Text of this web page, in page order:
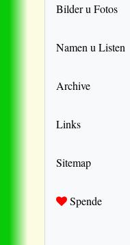
Bilder u Fotos
Namen u Listen
Archive
Links
Sitemap
Spende